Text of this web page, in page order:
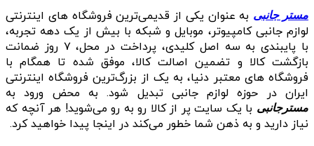
مستر جانبی به عنوان یکی از قدیمی‌ترین فروشگاه های اینترنتی
لوازم جانبی کامپیوتر، موبایل و شبکه با بیش از یک دهه تجربه،
با پایبندی به سه اصل کلیدی، پرداخت در محل، ۷ روز ضمانت
بازگشت کالا و تضمین اصالت کالا، موفق شده تا همگام با
فروشگاه‌ های معتبر دنیا، به یک از بزرگ‌ترین فروشگاه اینترنتی
ایران در حوزه لوازم جانبی تبدیل شود. به محض ورود به
مسترجانبی با یک سایت پر از کالا رو به رو می‌شوید! هر آنچه که
نیاز دارید و به ذهن شما خطور می‌کند در اینجا پیدا خواهید کرد.